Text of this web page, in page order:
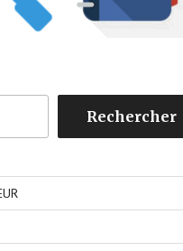
Rechercher